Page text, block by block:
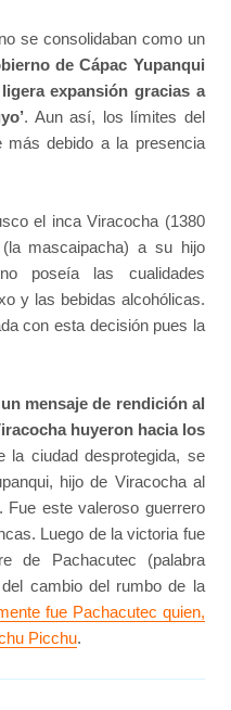
se consolidaban como un
de Cápac Yupanqui
expansión gracias a
. Aun así, los límites del
más debido a la presencia
el inca Viracocha (1380
mascaipacha) a su hijo
poseía las cualidades
y las bebidas alcohólicas.
con esta decisión pues la
mensaje de rendición al
huyeron hacia los
la ciudad desprotegida, se
hijo de Viracocha al
este valeroso guerrero
Luego de la victoria fue
de Pachacutec (palabra
cambio del rumbo de la
fue Pachacutec quien,
Picchu.